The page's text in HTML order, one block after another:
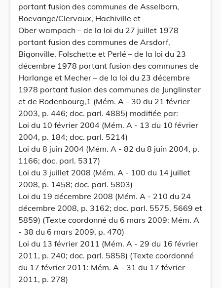
portant fusion des communes de Asselborn,
Boevange/Clervaux, Hachiville et
Ober wampach – de la loi du 27 juillet 1978
portant fusion des communes de Arsdorf,
Bigonville, Folschette et Perlé – de la loi du 23
décembre 1978 portant fusion des communes de
Harlange et Mecher – de la loi du 23 décembre
1978 portant fusion des communes de Junglinster
et de Rodenbourg,1 (Mém. A - 30 du 21 février
2003, p. 446; doc. parl. 4885) modifiée par:
Loi du 10 février 2004 (Mém. A - 13 du 10 février
2004, p. 184; doc. parl. 5214)
Loi du 8 juin 2004 (Mém. A - 82 du 8 juin 2004, p.
1166; doc. parl. 5317)
Loi du 3 juillet 2008 (Mém. A - 100 du 14 juillet
2008, p. 1458; doc. parl. 5803)
Loi du 19 décembre 2008 (Mém. A - 210 du 24
décembre 2008, p. 3162; doc. parl. 5575, 5669 et
5859) (Texte coordonné du 6 mars 2009: Mém. A
- 38 du 6 mars 2009, p. 470)
Loi du 13 février 2011 (Mém. A - 29 du 16 février
2011, p. 240; doc. parl. 5858) (Texte coordonné
du 17 février 2011: Mém. A - 31 du 17 février
2011, p. 278)